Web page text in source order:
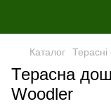
Каталог
Терасна
Woodler